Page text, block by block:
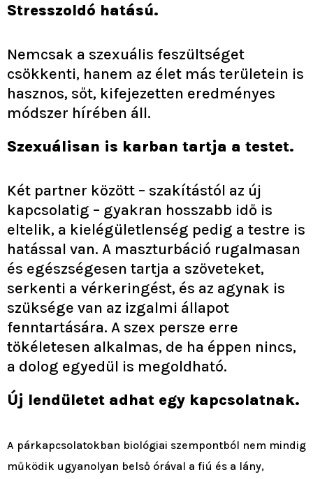
Stresszoldó hatású.
Nemcsak a szexuális feszültséget
csökkenti, hanem az élet más területein is
hasznos, sőt, kifejezetten eredményes
módszer hírében áll.
Szexuálisan is karban tartja a testet.
Két partner között – szakítástól az új
kapcsolatig – gyakran hosszabb idő is
eltelik, a kielégületlenség pedig a testre is
hatással van. A maszturbáció rugalmasan
és egészségesen tartja a szöveteket,
serkenti a vérkeringést, és az agynak is
szüksége van az izgalmi állapot
fenntartására. A szex persze erre
tökéletesen alkalmas, de ha éppen nincs,
a dolog egyedül is megoldható.
Új lendületet adhat egy kapcsolatnak.
A párkapcsolatokban biológiai szempontból nem mindig
működik ugyanolyan belső órával a fiú és a lány,